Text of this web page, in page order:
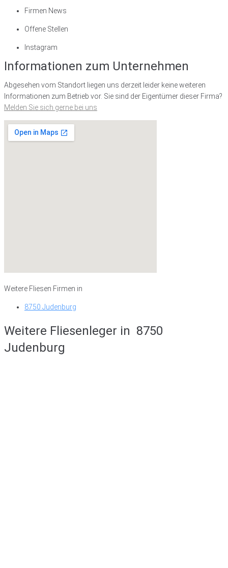
Firmen News
Offene Stellen
Instagram
Informationen zum Unternehmen
Abgesehen vom Standort liegen uns derzeit leider keine weiteren
Informationen zum Betrieb vor. Sie sind der Eigentümer dieser Firma?
Melden Sie sich gerne bei uns
Weitere Fliesen Firmen in
8750 Judenburg
Weitere Fliesenleger in 8750
Judenburg